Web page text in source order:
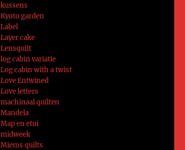
kussens
Kyoto garden
Label
Layer cake
Lensquilt
log cabin variatie
Log cabin with a twist
Love Entwined
Love letters
machinaal quilten
Mandela
Map en etui
midweek
Miems quilts